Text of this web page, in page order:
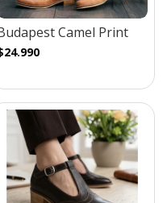
Camel Print